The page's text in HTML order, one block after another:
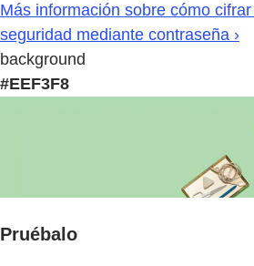
Más información sobre cómo
seguridad mediante contraseña ›
background
#EEF3F8
Pruébalo